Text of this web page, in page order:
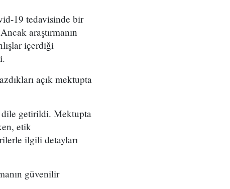
19 tedavisinde bir
araştırmanın
içerdiği
açık mektupta
dile getirildi. Mektupta
etik
ilgili detayları
güvenilir